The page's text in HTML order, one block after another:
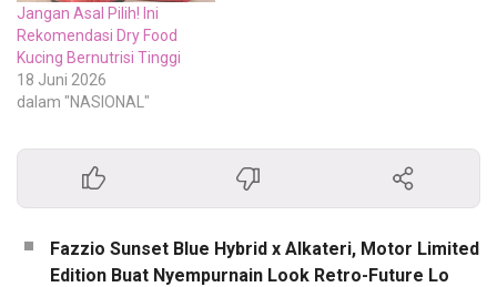
Jangan Asal Pilih! Ini
Rekomendasi Dry Food
Kucing Bernutrisi Tinggi
18 Juni 2026
dalam "NASIONAL"
Fazzio Sunset Blue Hybrid x Alkateri, Motor Limited
Edition Buat Nyempurnain Look Retro-Future Lo